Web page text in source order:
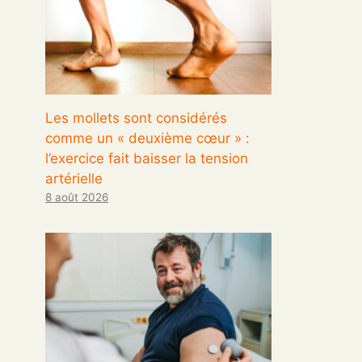
Les mollets sont considérés
comme un « deuxième cœur » :
l’exercice fait baisser la tension
artérielle
8 août 2026